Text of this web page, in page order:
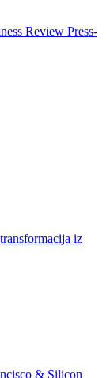
Review Press-
iz
& Silicon